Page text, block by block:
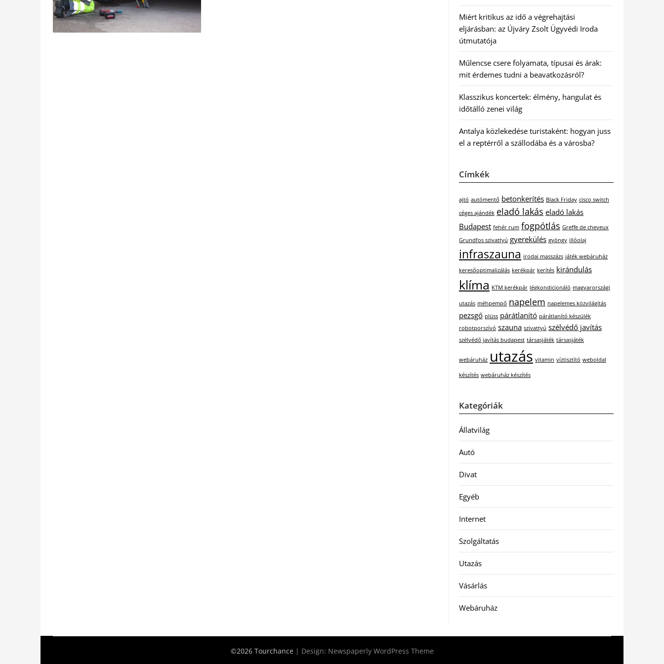
Miért kritikus az idő a végrehajtási
eljárásban: az Újváry Zsolt Ügyvédi Iroda
útmutatója
Műlencse csere folyamata, típusai és árak:
mit érdemes tudni a beavatkozásról?
Klasszikus koncertek: élmény, hangulat és
időtálló zenei világ
Antalya közlekedése turistaként: hogyan juss
el a reptérről a szállodába és a városba?
Címkék
ajtó autómentő betonkerítés Black Friday cisco switch
céges ajándék eladó lakás eladó lakás
Budapest fehér rum fogpótlás Greffe de cheveux
Grundfos szivattyú gyerekülés gyöngy illóolaj
infraszauna irodai masszázs játék webáruház
keresőoptimalizálás kerékpár kerítés kirándulás
klíma KTM kerékpár légkondicionáló magyarországi
utazás méhpempő napelem napelemes közvilágítás
pezsgő plüss párátlanító párátlanító készülék
robotporszívó szauna szivattyú szélvédő javítás
szélvédő javítás budapest társasjáték társasjáték
webáruház utazás vitamin víztisztító weboldal
készítés webáruház készítés
Kategóriák
Állatvilág
Autó
Divat
Egyéb
Internet
Szolgáltatás
Utazás
Vásárlás
Webáruház
©2026 Tourchance | Design: Newspaperly WordPress Theme